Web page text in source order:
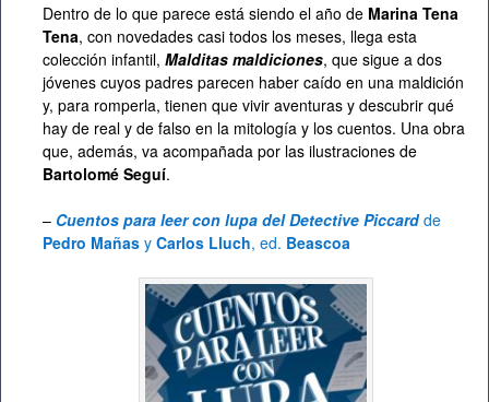
Dentro de lo que parece está siendo el año de Marina Tena
Tena, con novedades casi todos los meses, llega esta
colección infantil, Malditas maldiciones, que sigue a dos
jóvenes cuyos padres parecen haber caído en una maldición
y, para romperla, tienen que vivir aventuras y descubrir qué
hay de real y de falso en la mitología y los cuentos. Una obra
que, además, va acompañada por las ilustraciones de
Bartolomé Seguí.
– Cuentos para leer con lupa del Detective Piccardde
Pedro Mañas y Carlos Lluch, ed. Beascoa